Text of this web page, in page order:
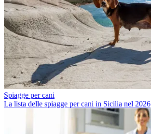
Spiagge per cani
La lista delle spiagge per cani in Sicilia nel 2026